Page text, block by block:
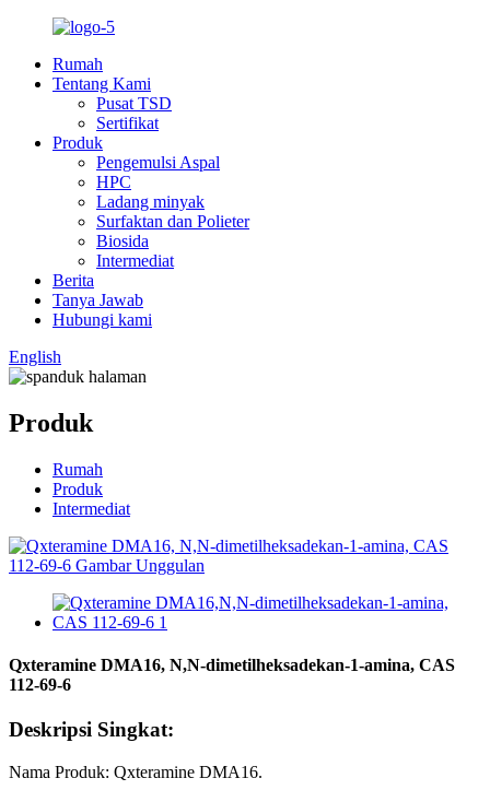
Rumah
Tentang Kami
Pusat TSD
Sertifikat
Produk
Pengemulsi Aspal
HPC
Ladang minyak
Surfaktan dan Polieter
Biosida
Intermediat
Berita
Tanya Jawab
Hubungi kami
English
Produk
Rumah
Produk
Intermediat
Qxteramine DMA16, N,N-dimetilheksadekan-1-amina, CAS
112-69-6
Deskripsi Singkat:
Nama Produk: Qxteramine DMA16.